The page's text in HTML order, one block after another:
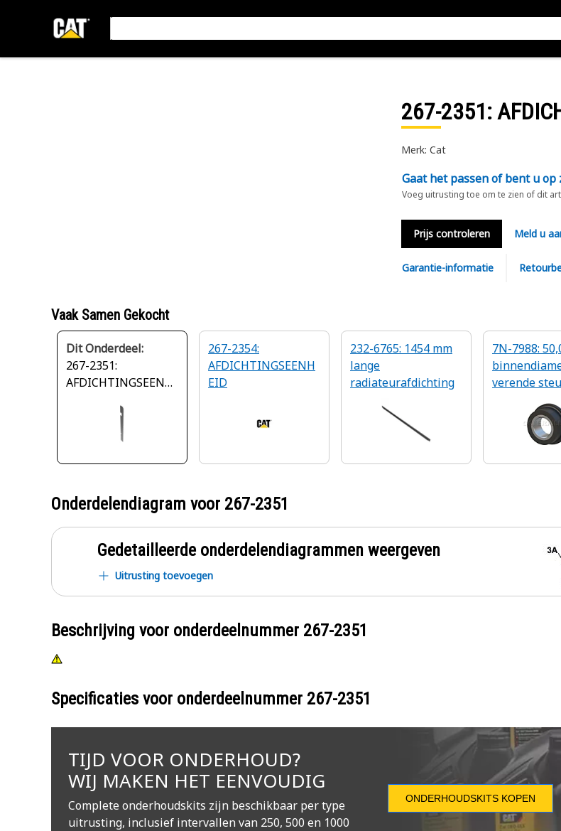
267-2351:
Merk: Cat
Gaat het passen of bent u
Voeg uitrusting toe om te zien of dit
Prijs controleren Meld u
Garantie-informatie
Vaak Samen Gekocht
Dit Onderdeel:
267-2351:
AFDICHTINGSEENH
267-2354:
AFDICHTINGSEENH
EID
232-6765: 1454 mm
lange
radiateurafdichting
7N-7988:
verende
Onderdelendiagram voor 267-2351
Gedetailleerde onderdelendiagrammen weergeven
Uitrusting toevoegen
Beschrijving voor onderdeelnummer 267-2351
Specificaties voor onderdeelnummer 267-2351
TIJD VOOR ONDERHOUD?
WIJ MAKEN HET EENVOUDIG
Complete onderhoudskits zijn beschikbaar per type
uitrusting, inclusief intervallen van 250, 500 en 1000
ONDERHOUDSKITS KOPEN